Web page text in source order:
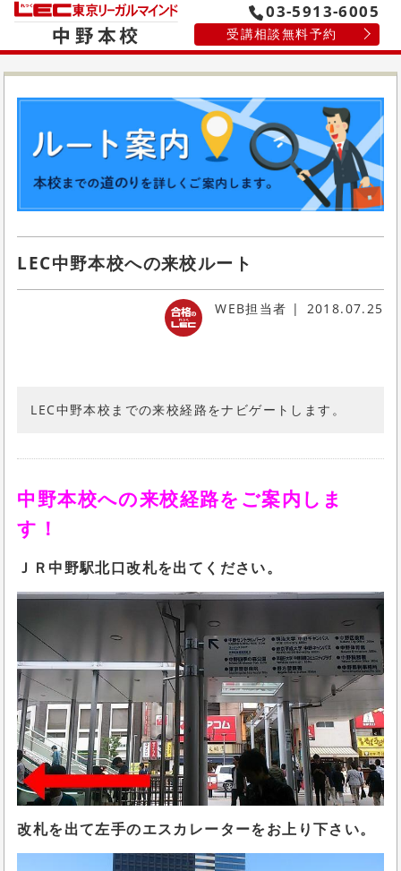
03-5913-6005
受講相談無料予約
LEC中野本校への来校ルート
WEB担当者 2018.07.25
LEC中野本校までの来校経路をナビゲートします。
中野本校への来校経路をご案内しま
す！
ＪＲ中野駅北口改札を出てください。
改札を出て左手のエスカレーターをお上り下さい。